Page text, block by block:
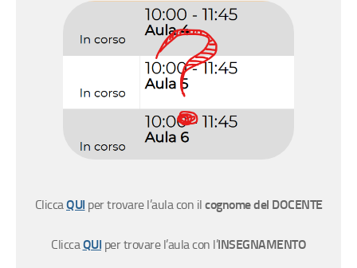
CliccaQUI per trovare l’aula con il cognome del DOCENTE
CliccaQUI per trovare l’aula con l’INSEGNAMENTO